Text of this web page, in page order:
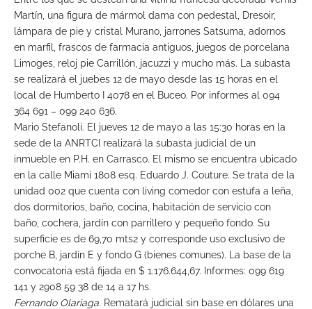
Martín, una figura de mármol dama con pedestal, Dresoir,
lámpara de pie y cristal Murano, jarrones Satsuma, adornos
en marfil, frascos de farmacia antiguos, juegos de porcelana
Limoges, reloj pie Carrillón, jacuzzi y mucho más. La subasta
se realizará el juebes 12 de mayo desde las 15 horas en el
local de Humberto I 4078 en el Buceo. Por informes al 094
364 691 – 099 240 636.
Mario Stefanoli. El jueves 12 de mayo a las 15:30 horas en la
sede de la ANRTCI realizará la subasta judicial de un
inmueble en P.H. en Carrasco. El mismo se encuentra ubicado
en la calle Miami 1808 esq. Eduardo J. Couture. Se trata de la
unidad 002 que cuenta con living comedor con estufa a leña,
dos dormitorios, baño, cocina, habitación de servicio con
baño, cochera, jardín con parrillero y pequeño fondo. Su
superficie es de 69,70 mts2 y corresponde uso exclusivo de
porche B, jardín E y fondo G (bienes comunes). La base de la
convocatoria está fijada en $ 1.176.644,67. Informes: 099 619
141 y 2908 59 38 de 14 a 17 hs.
Fernando Olariaga. Rematará judicial sin base en dólares una